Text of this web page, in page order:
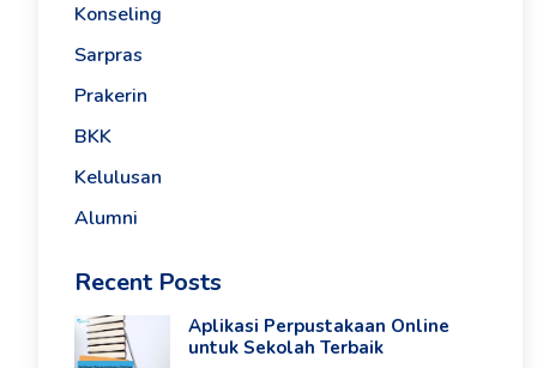
Konseling
Sarpras
Prakerin
BKK
Kelulusan
Alumni
Recent Posts
Aplikasi Perpustakaan Online
untuk Sekolah Terbaik